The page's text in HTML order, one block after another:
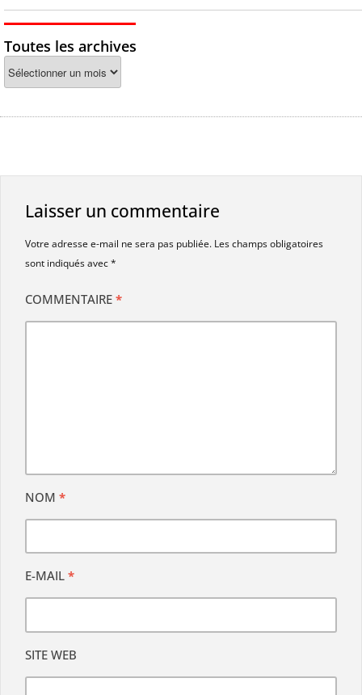
Toutes les archives
Laisser un commentaire
Votre adresse e-mail ne sera pas publiée. Les champs obligatoires
sont indiqués avec*
COMMENTAIRE *
NOM *
E-MAIL *
SITE WEB